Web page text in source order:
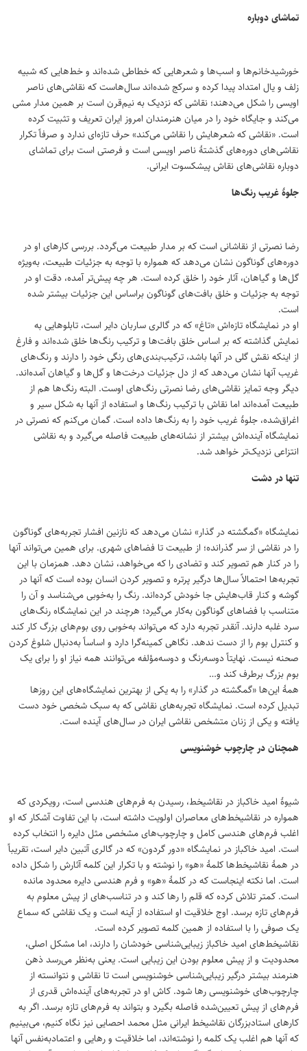
تماشای دوباره
خورشیدخانم‌ها و اسب‌ها و شعرهایی که خطاطی شده‌اند و خط‌هایی که شبیه
زلف و یال امتداد پیدا کرده و سرکج شده‌اند سال‌هاست که نقاشی‌های ناصر
اویسی را شکل می‌دهند؛ نقاشی که نزدیک به نیم‌قرن است بر همین مدار مشی
می‌کند و جایگاه خود را در میان هنرمندان امروز ایران تعریف و تثبیت کرده
است. «نقاشی که شعرهایش را نقاشی می‌کند» حرف تازه‌ای ندارد و صرفاً تکرار
نقاشی‌های دوره‌های گذشتهٔ ناصر اویسی است و فرصتی است برای تماشای
دوباره نقاشی‌های نقاش پیشکسوت ایرانی.
جلوهٔ غریب رنگ‌ها
رضا نصرتی از نقاشانی است که بر مدار طبیعت می‌گردد. بررسی کارهای او در
دوره‌های گوناگون نشان می‌دهد که همواره با توجه به جزئیات طبیعت، به‌ویژه
گل‌ها و گیاهان، آثار خود را خلق کرده است. هر چه پیش‌تر آمده، دقت او در
توجه به جزئیات و خلق بافت‌های گوناگون براساس این جزئیات بیشتر شده
است.
او در نمایشگاه تازه‌اش «تاغ» که در گالری ساربان دایر است، تابلوهایی به
نمایش گذاشته که بر اساس خلق بافت‌ها و ترکیب رنگ‌ها خلق شده‌اند و فارغ
از اینکه نقش گلی در آنها باشد، ترکیب‌بندی‌های رنگی خود را دارند و رنگ‌های
غریب آنها نشان می‌دهد که از دل جزئیات درخت‌ها و گل‌ها و گیاهان آمده‌اند.
دیگر وجه تمایز نقاشی‌های رضا نصرتی رنگ‌های اوست. البته رنگ‌ها هم از
طبیعت آمده‌اند اما نقاش با ترکیب رنگ‌ها و استفاده از آنها به شکل سیر و
اغراق‌شده، جلوهٔ غریب خود را به رنگ‌ها داده است. گمان می‌کنم که نصرتی در
نمایشگاه آینده‌اش بیشتر از نشانه‌های طبیعت فاصله می‌گیرد و به نقاشی
انتزاعی نزدیک‌تر خواهد شد.
تنها در دشت
نمایشگاه «گمگشته در گذار» نشان می‌دهد که نازنین افشار تجربه‌های گوناگون
را در نقاشی از سر گذرانده؛ از طبیعت تا فضاهای شهری. برای همین می‌تواند آنها
را در کنار هم تصویر کند و تضادی را که می‌خواهد، نشان دهد. همزمان با این
تجربه‌ها احتمالاً سال‌ها درگیر پرتره و تصویر کردن انسان بوده است که آنها در
گوشه و کنار قاب‌هایش جا خودش کرده‌اند. رنگ را به‌خوبی می‌شناسد و آن را
متناسب با فضاهای گوناگون به‌کار می‌گیرد؛ هرچند در این نمایشگاه رنگ‌های
سرد غلبه دارند. آنقدر تجربه دارد که می‌تواند به‌خوبی روی بوم‌های بزرگ کار کند
و کنترل بوم را از دست ندهد. نگاهی کمینه‌گرا دارد و اساساً به‌دنبال شلوغ کردن
صحنه نیست. نهایتاً دوسه‌رنگ و دوسه‌مؤلفه می‌توانند همه نیاز او را برای یک
بوم بزرگ برطرف کند و…
همهٔ این‌ها «گمگشته در گذار» را به یکی از بهترین نمایشگاه‌های این روزها
تبدیل کرده است. نمایشگاه تجربه‌های نقاشی که به سبک شخصی خود دست
یافته و یکی از زنان متشخص نقاشی ایران در سال‌های آینده است.
همچنان در چارچوب خوشنویسی
شیوهٔ امید خاکباز در نقاشیخط، رسیدن به فرم‌های هندسی است، رویکردی که
همواره در نقاشیخط‌های معاصران اولویت داشته است، با این تفاوت آشکار که او
اغلب فرم‌های هندسی کامل و چارچوب‌های مشخصی مثل دایره را انتخاب کرده
است. امید خاکباز در نمایشگاه «دور گردون» که در گالری آتبین دایر است، تقریباً
در همهٔ نقاشیخط‌ها کلمهٔ «هو» را نوشته و با تکرار این کلمه آثارش را شکل داده
است. اما نکته اینجاست که در کلمهٔ «هو» و فرم هندسی دایره محدود مانده
است. کمتر تلاش کرده که قلم را رها کند و در تناسب‌های از پیش معلوم به
فرم‌های تازه برسد. اوج خلاقیت او استفاده از آینه است و یک نقاشی که سماع
یک صوفی را با استفاده از همین کلمه تصویر کرده است.
نقاشیخط‌های امید خاکباز زیبایی‌شناسی خودشان را دارند، اما مشکل اصلی،
محدودیت و از پیش معلوم بودن این زیبایی است. یعنی به‌نظر می‌رسد ذهن
هنرمند بیشتر درگیر زیبایی‌شناسی خوشنویسی است تا نقاشی و نتوانسته از
چارچوب‌های خوشنویسی رها شود. کاش او در تجربه‌های آینده‌اش قدری از
فرم‌های از پیش تعیین‌شده فاصله بگیرد و بتواند به فرم‌های تازه برسد. اگر به
کارهای استادبزرگان نقاشیخط ایرانی مثل محمد احصایی نیز نگاه کنیم، می‌بینیم
که آنها هم اغلب یک کلمه را نوشته‌اند، اما خلاقیت و رهایی و اعتمادبه‌نفس آنها